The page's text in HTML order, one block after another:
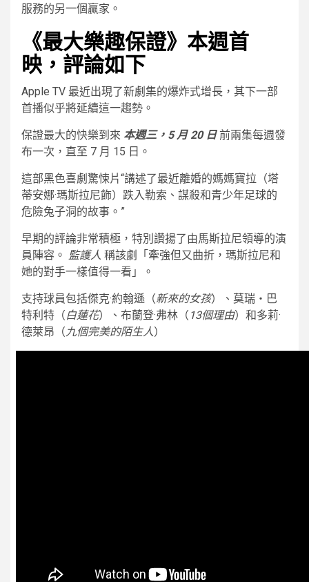
服務的另一個贏家。
《最大樂趣保證》本週首
映，評論如下
Apple TV 最近出現了新劇集的爆炸式增長，其下一部
首播似乎將延續這一趨勢。
保證最大的快樂到來 本週三，5 月 20 日前兩集每週發
布一次，直至 7 月 15 日。
這部黑色喜劇驚悚片“講述了最近離婚的媽媽寶拉（塔
蒂安娜·瑪斯拉尼飾）跌入勒索、謀殺和青少年足球的
危險兔子洞的故事。”
早期的評論非常積極，特別讚揚了由馬斯拉尼領導的演
員陣容。 監護人 稱該劇「牽強但又曲折，瑪斯拉尼和
她的對手一樣值得一看」。
支持球員包括傑克·約翰遜（新來的女孩）、莫瑞‧巴
特利特（白蓮花）、布蘭登·弗林（ 13個理由）和多莉·
德萊昂（九個完美的陌生人）